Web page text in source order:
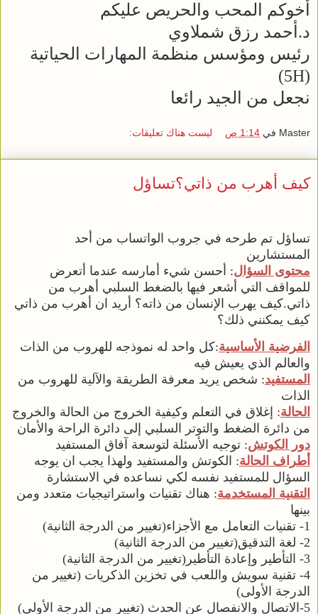
أخوكم المحب والحريص عليكم
د.أحمد رزق شملاوي
رئيس ومؤسس منظمة المهارات الحياتية
(5H)
نجعل من الجيد رائعا
Master في 1:14 ص ليست هناك تعليقات:
كيف أهرب من ذاتي؟تساؤل
تساؤل تم طرحه في جروب الواتساب من أحد
المستشارين
محتوى السؤال: أحسن شيء أمارسه عندما أتعرض
للمواقف التي أشعر فيها بالضغط السلبي أهرب من
ذاتي.كيف يهرب الإنسان من ذاته؟ أريد ان أهرب من ذاتي
كيف يمكنني ذلك؟
الفرضية الأساسية:كل واحد له نموذجه للهروب من الذات
والعالم الذي يعيش فيه
المستفيد: شخص يريد معرفة الطريقة والآلية للهروب من
الذات
الحالة: إغلاق في التعلم وكيفية الخروج من الحالة والخروج
من دائرة الضغط والتوتر السلبي إلى دائرة الراحة والأمان
دور الكوتش: توجيه الأسئلة لتوسعة آفاق المستفيد
أطراف الحالة: الكوتش والمستفيد ولهذا يجب ان يوجه
السؤال للمستفيد نفسه لكي نساعده في الاستشارة
التقنية المستخدمة: هناك تقنيات واستراتيجيات متعدد ومن
بينها
1- تقنيات التعامل مع الأجزاء(تغيير من الدرجة الثانية)
2- لغة التدقيق(تغيير من الدرجة الثانية)
3- التأطير وإعادة التأطير(تغيير من الدرجة الثانية)
4- تقنية سويش واللعب في تخزين الذكريات (تغيير من
الدرجة الأولى)
5-الاتصال والانفصال عن الحدث (تغيير من الدرجة الأولى)